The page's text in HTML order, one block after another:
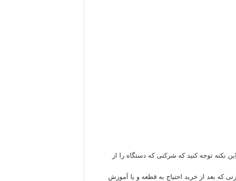
نکته توجه کنید که شرکتی که دستگاه را از
که بعد از خرید احتیاج به قطعه و یا آموزش